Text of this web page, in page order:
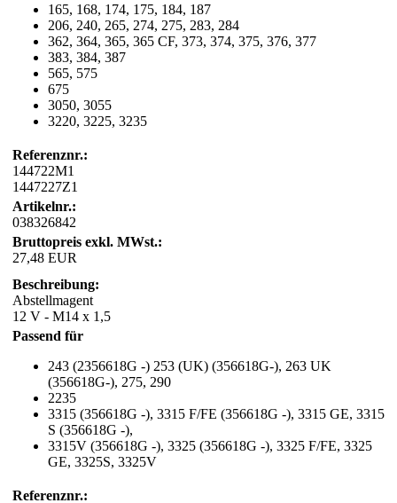
165, 168, 174, 175, 184, 187
206, 240, 265, 274, 275, 283, 284
362, 364, 365, 365 CF, 373, 374, 375, 376, 377
383, 384, 387
565, 575
675
3050, 3055
3220, 3225, 3235
Referenznr.:
144722M1
1447227Z1
Artikelnr.:
038326842
Bruttopreis exkl. MWst.:
27,48 EUR
Beschreibung:
Abstellmagent
12 V - M14 x 1,5
Passend für
243 (2356618G -) 253 (UK) (356618G-), 263 UK
(356618G-), 275, 290
2235
3315 (356618G -), 3315 F/FE (356618G -), 3315 GE, 3315
S (356618G -),
3315V (356618G -), 3325 (356618G -), 3325 F/FE, 3325
GE, 3325S, 3325V
Referenznr.: